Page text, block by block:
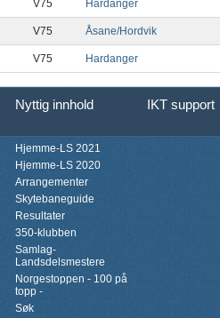
V75 Hardanger
V75 Åsane/Hordvik
V75 Hardanger
Nyttig innhold IKT support
Hjemme-LS 2021
Hjemme-LS 2020
Arrangementer
Skytebaneguide
Resultater
350-klubben
Samlag-
Landsdelsmestere
Norgestoppen - 100 på
topp -
Søk